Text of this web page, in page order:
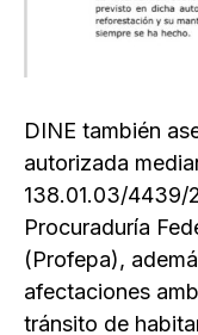
DINE también
autorizada
138.01.03/4439/
Procuraduría
(Profepa),
afectaciones
tránsito de